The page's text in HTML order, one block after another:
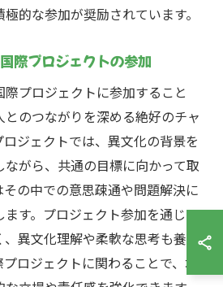
的な参加が奨励されています。
際プロジェクトの参加
プロジェクトに参加すること
のつながりを深める絶好のチャ
ジェクトでは、異文化の背景を
がら、共通の目標に向かって取
の中での意思疎通や問題解決に
す。プロジェクト参加を通じ
異文化理解や柔軟な思考も養わ
ロジェクトに関わることで、地